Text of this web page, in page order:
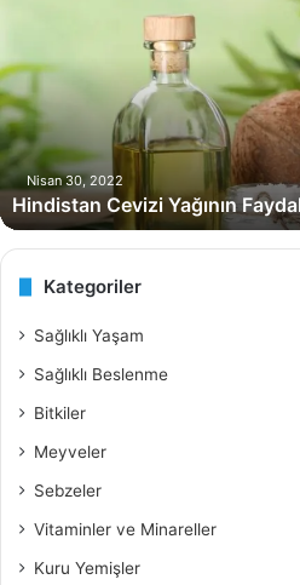
i
s
t
a
e
Nisan 30, 2022
Hindistan Cevizi Yağının
Kategoriler
Sağlıklı Yaşam
Sağlıklı Beslenme
Bitkiler
Meyveler
Sebzeler
Vitaminler ve Minareller
Kuru Yemişler